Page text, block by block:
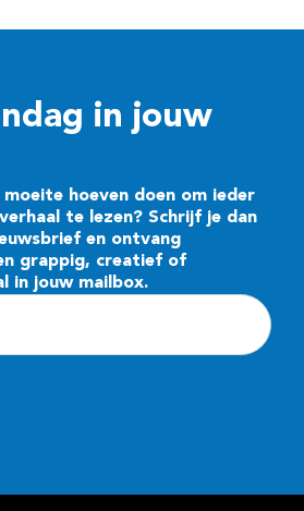
in jouw
moeite hoeven doen om ieder
te lezen? Schrijf je dan
en ontvang
grappig, creatief of
in jouw mailbox.